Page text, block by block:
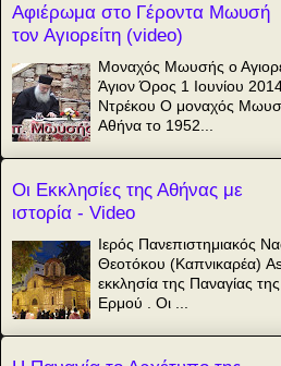
Αφιέρωμα στο Γέροντα Μωυσή
τον Αγιορείτη (video)
Μοναχός Μωυσής ο
Άγιον Όρος 1 Ιουνίου
Ντρέκου Ο μοναχός
Αθήνα το 1952...
Οι Εκκλησίες της Αθήνας με
ιστορία - Video
Ιερός Πανεπιστημιακός
Θεοτόκου (Καπνικαρέα)
εκκλησία της Παναγίας
Ερμού . Οι ...